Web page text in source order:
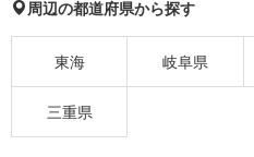
周辺の都道府県から探す
東海 岐阜県
三重県